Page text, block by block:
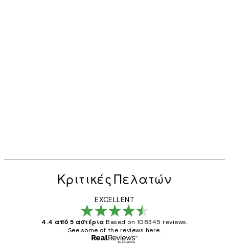
Κριτικές Πελατών
EXCELLENT
4.4 από 5 αστέρια Based on 108345 reviews.
See some of the reviews here.